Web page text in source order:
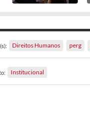
Direitos Humanos perg
Institucional